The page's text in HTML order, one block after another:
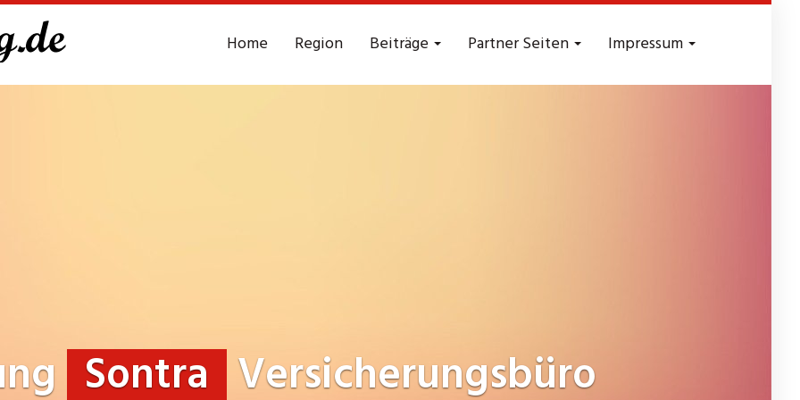
Home Region Beiträge Partner Seiten Impressum
Sontra Versicherungsbüro